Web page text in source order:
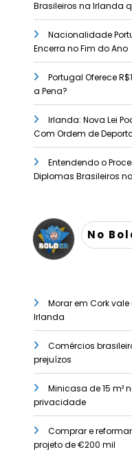
Brasileiros na Irlanda
Nacionalidade
Encerra no Fim do Ano
Portugal Oferece
a Pena?
Irlanda: Nova Lei
Com Ordem de
Entendendo o
Diplomas Brasileiros
No
Morar em Cork
Irlanda
Comércios
prejuízos
Minicasa de 15 m²
privacidade
Comprar e
projeto de €200 mil